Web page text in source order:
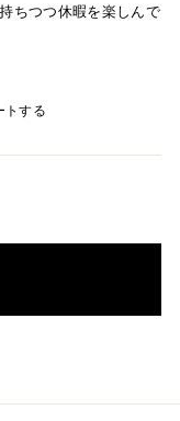
ちつつ休暇を楽しんで
トする
シ